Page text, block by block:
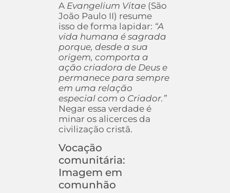
A Evangelium Vitae(São
João Paulo II) resume
isso de forma lapidar: “A
vida humana é sagrada
porque, desde a sua
origem, comporta a
ação criadora de Deus e
permanece para sempre
em uma relação
especial com o Criador.”
Negar essa verdade é
minar os alicerces da
civilização cristã.
Vocação
comunitária:
Imagem em
comunhão